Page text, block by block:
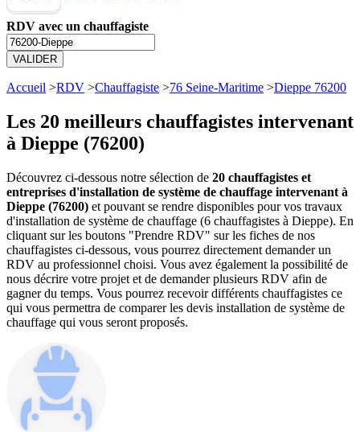
RDV avec un chauffagiste
VALIDER
Accueil >RDV >Chauffagiste >76 Seine-Maritime >Dieppe 76200
Les 20 meilleurs chauffagistes intervenant
à Dieppe (76200)
Découvrez ci-dessous notre sélection de 20 chauffagistes et
entreprises d'installation de système de chauffage intervenant à
Dieppe (76200) et pouvant se rendre disponibles pour vos travaux
d'installation de système de chauffage (6 chauffagistes à Dieppe). En
cliquant sur les boutons "Prendre RDV" sur les fiches de nos
chauffagistes ci-dessous, vous pourrez directement demander un
RDV au professionnel choisi. Vous avez également la possibilité de
nous décrire votre projet et de demander plusieurs RDV afin de
gagner du temps. Vous pourrez recevoir différents chauffagistes ce
qui vous permettra de comparer les devis installation de système de
chauffage qui vous seront proposés.